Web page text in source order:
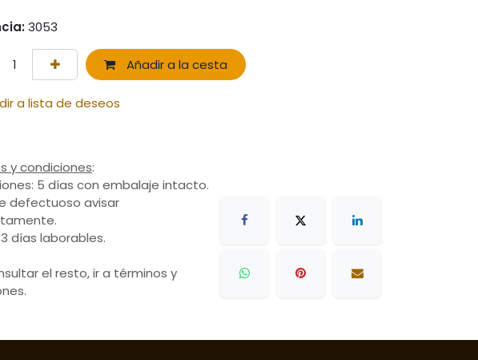
3053
Añadir a la cesta
a lista de deseos
y condiciones:
5 días con embalaje intacto.
defectuoso avisar
días laborables.
el resto, ir a términos y